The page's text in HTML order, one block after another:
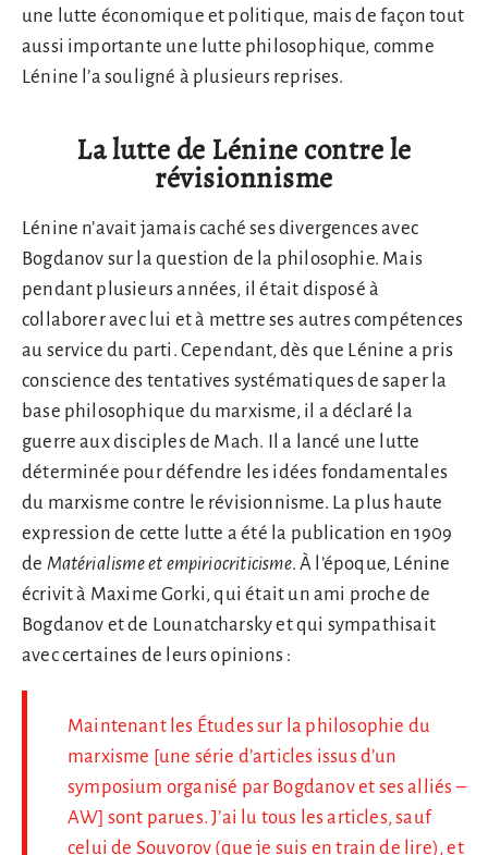
une lutte économique et politique, mais de façon tout
aussi importante une lutte philosophique, comme
Lénine l’a souligné à plusieurs reprises.
La lutte de Lénine contre le
révisionnisme
Lénine n’avait jamais caché ses divergences avec
Bogdanov sur la question de la philosophie. Mais
pendant plusieurs années, il était disposé à
collaborer avec lui et à mettre ses autres compétences
au service du parti. Cependant, dès que Lénine a pris
conscience des tentatives systématiques de saper la
base philosophique du marxisme, il a déclaré la
guerre aux disciples de Mach. Il a lancé une lutte
déterminée pour défendre les idées fondamentales
du marxisme contre le révisionnisme. La plus haute
expression de cette lutte a été la publication en 1909
de Matérialisme et empiriocriticisme. À l’époque, Lénine
écrivit à Maxime Gorki, qui était un ami proche de
Bogdanov et de Lounatcharsky et qui sympathisait
avec certaines de leurs opinions :
Maintenant les Études sur la philosophie du
marxisme [une série d’articles issus d’un
symposium organisé par Bogdanov et ses alliés –
AW] sont parues. J’ai lu tous les articles, sauf
celui de Souvorov (que je suis en train de lire), et